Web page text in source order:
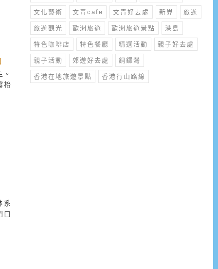
枱
系
口
文化藝術 文青cafe 文青好去處 新界 旅遊
旅遊觀光 歐洲旅遊 歐洲旅遊景點 港島
特色咖啡店 特色餐廳 精選活動 親子好去處
親子活動 郊遊好去處 銅鑼灣
香港在地旅遊景點 香港行山路線